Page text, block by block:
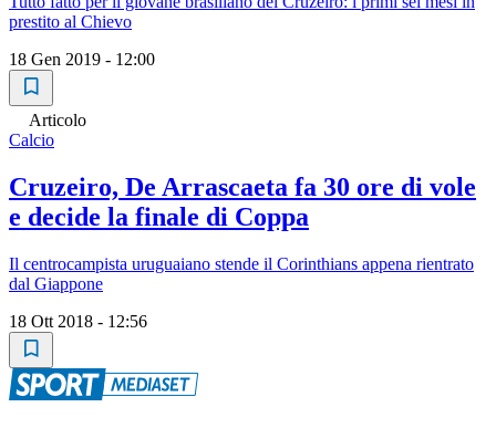
prestito al Chievo
18 Gen 2019 - 12:00
Articolo
Calcio
Cruzeiro, De Arrascaeta fa 30 ore di vole
e decide la finale di Coppa
Il centrocampista uruguaiano stende il Corinthians appena rientrato
dal Giappone
18 Ott 2018 - 12:56